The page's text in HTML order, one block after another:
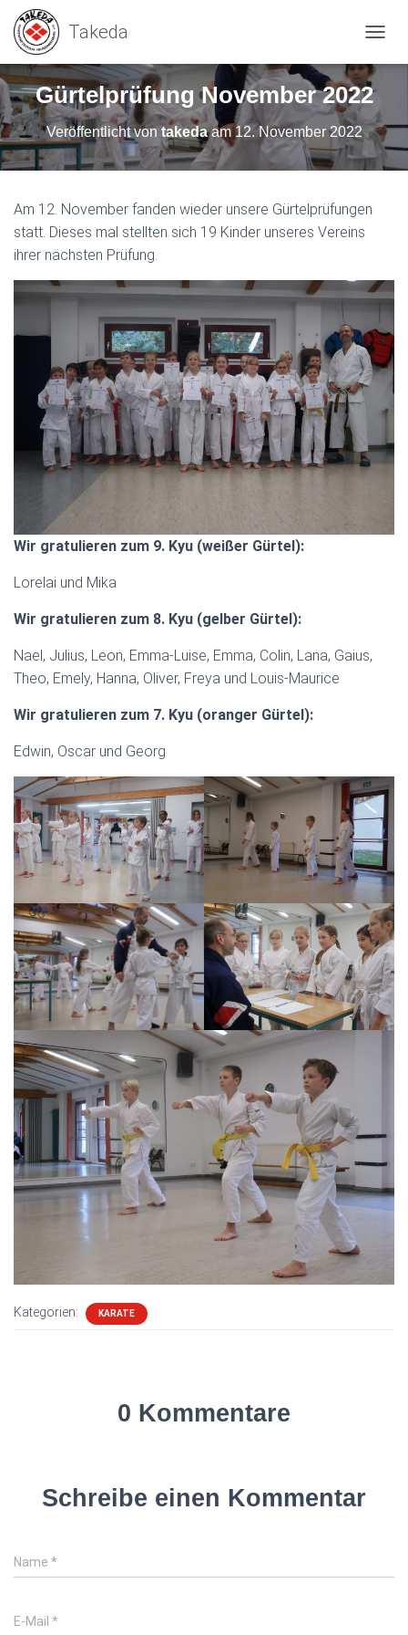
A
G
A
T
H
L
T
N
Gürtelprüfung November 2022
Veröffentlicht von takedaam 12. November 2022
Am 12. November fanden wieder unsere Gürtelprüfungen
statt. Dieses mal stellten sich 19 Kinder unseres Vereins
ihrer nächsten Prüfung.
Wir gratulieren zum 9. Kyu (weißer Gürtel):
Lorelai und Mika
Wir gratulieren zum 8. Kyu (gelber Gürtel):
Nael, Julius, Leon, Emma-Luise, Emma, Colin, Lana, Gaius,
Theo, Emely, Hanna, Oliver, Freya und Louis-Maurice
Wir gratulieren zum 7. Kyu (oranger Gürtel):
Edwin, Oscar und Georg
Kategorien: KARATE
0 Kommentare
Schreibe einen Kommentar
Name *
E-Mail *